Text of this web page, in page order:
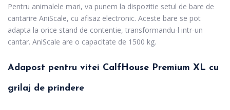
Pentru animalele mari, va punem la dispozitie setul de bare de
cantarire AniScale, cu afisaz electronic. Aceste bare se pot
adapta la orice stand de contentie, transformandu-l intr-un
cantar. AniScale are o capacitate de 1500 kg.
Adapost pentru vitei CalfHouse Premium XL cu
grilaj de prindere